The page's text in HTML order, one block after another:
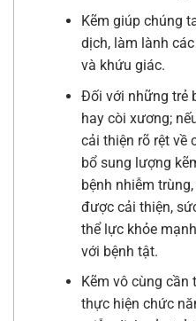
Kẽm giúp chúng
dịch, làm lành
và khứu giác.
Đối với những trẻ
hay còi xương;
cải thiện rõ rệt về
bổ sung lượng
bệnh nhiễm
được cải thiện,
thể lực khỏe
với bệnh tật.
Kẽm vô cùng cần
thực hiện chức